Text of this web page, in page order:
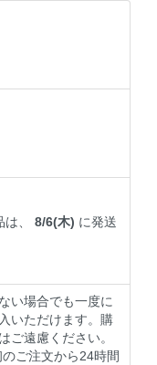
は、8/6(木) に発送
い場合でも一度に
いただけます。購
ご遠慮ください。
ご注文から24時間